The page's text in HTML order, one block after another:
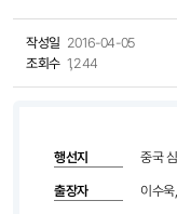
작성일 2016-04-05
조회수 1,244
행선지 중국
출장자 이수욱